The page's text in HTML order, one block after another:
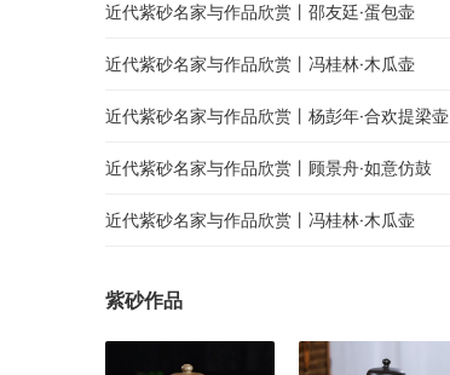
近代紫砂名家与作品欣赏丨邵友廷·蛋包壶
近代紫砂名家与作品欣赏丨冯桂林·木瓜壶
近代紫砂名家与作品欣赏丨杨彭年·合欢提梁壶
近代紫砂名家与作品欣赏丨顾景舟·如意仿鼓
近代紫砂名家与作品欣赏丨冯桂林·木瓜壶
紫砂作品